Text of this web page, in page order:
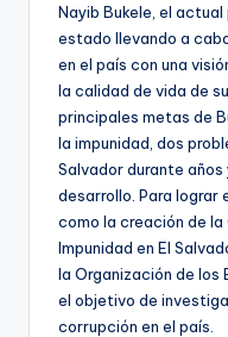
Nayib Bukele, el
estado llevando a
en el país con una
la calidad de vida de
principales metas de
la impunidad, dos
Salvador durante
desarrollo. Para lograr
como la creación de
Impunidad en El
la Organización de los
el objetivo de
corrupción en el país.